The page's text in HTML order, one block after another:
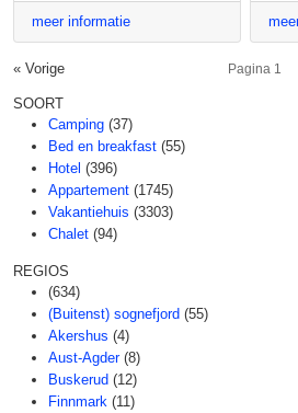
meer informatie
« Vorige Pagina 1
SOORT
Camping (37)
Bed en breakfast (55)
Hotel (396)
Appartement (1745)
Vakantiehuis (3303)
Chalet (94)
REGIOS
(634)
(Buitenst) sognefjord (55)
Akershus (4)
Aust-Agder (8)
Buskerud (12)
Finnmark (11)